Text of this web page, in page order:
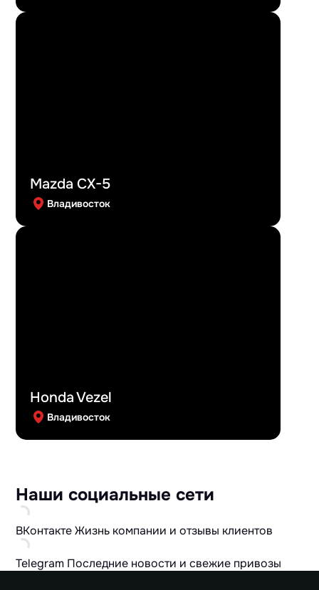
Mazda CX-5
Владивосток
Honda Vezel
Владивосток
Наши социальные сети
ВКонтактеЖизнь компании и отзывы клиентов
Telegram Последние новости и свежие привозы